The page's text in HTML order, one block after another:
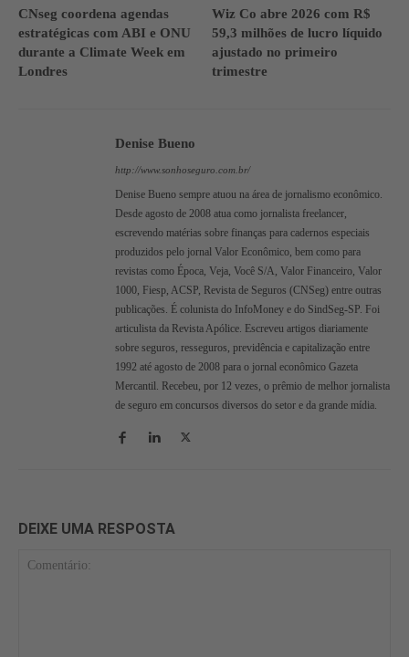
CNseg coordena agendas
estratégicas com ABI e ONU
durante a Climate Week em
Londres
Wiz Co abre 2026 com R$
59,3 milhões de lucro líquido
ajustado no primeiro
trimestre
Denise Bueno
http://www.sonhoseguro.com.br/
Denise Bueno sempre atuou na área de jornalismo econômico.
Desde agosto de 2008 atua como jornalista freelancer,
escrevendo matérias sobre finanças para cadernos especiais
produzidos pelo jornal Valor Econômico, bem como para
revistas como Época, Veja, Você S/A, Valor Financeiro, Valor
1000, Fiesp, ACSP, Revista de Seguros (CNSeg) entre outras
publicações. É colunista do InfoMoney e do SindSeg-SP. Foi
articulista da Revista Apólice. Escreveu artigos diariamente
sobre seguros, resseguros, previdência e capitalização entre
1992 até agosto de 2008 para o jornal econômico Gazeta
Mercantil. Recebeu, por 12 vezes, o prêmio de melhor jornalista
de seguro em concursos diversos do setor e da grande mídia.
DEIXE UMA RESPOSTA